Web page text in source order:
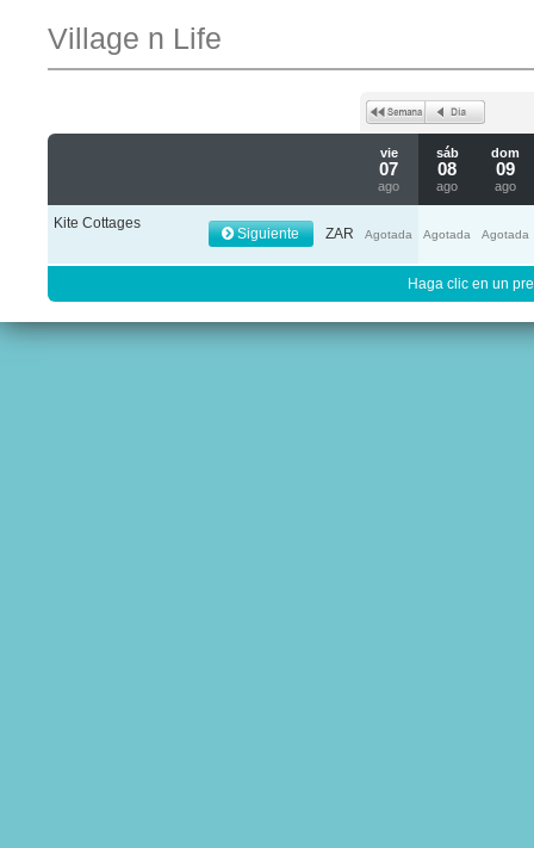
Village n Life
vie
07
ago
sáb
08
ago
dom
09
ago
Kite Cottages
Siguiente ZAR Agotada Agotada Agotada
Haga clic en un